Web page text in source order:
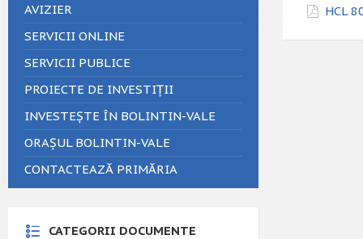
HCL
AVIZIER
SERVICII ONLINE
SERVICII PUBLICE
PROIECTE DE INVESTIȚII
INVESTEȘTE ÎN BOLINTIN-VALE
ORAȘUL BOLINTIN-VALE
CONTACTEAZĂ PRIMĂRIA
CATEGORII DOCUMENTE